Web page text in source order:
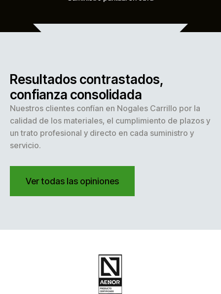
Resultados contrastados,
confianza consolidada
Nuestros clientes confían en Nogales Carrillo por la
calidad de los materiales, el cumplimiento de plazos y
un trato profesional y directo en cada suministro y
servicio.
Ver todas las opiniones